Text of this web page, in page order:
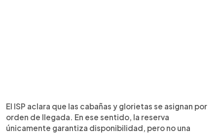
El ISP aclara que las cabañas y glorietas se asignan por
orden de llegada. En ese sentido, la reserva
únicamente garantiza disponibilidad, pero no una